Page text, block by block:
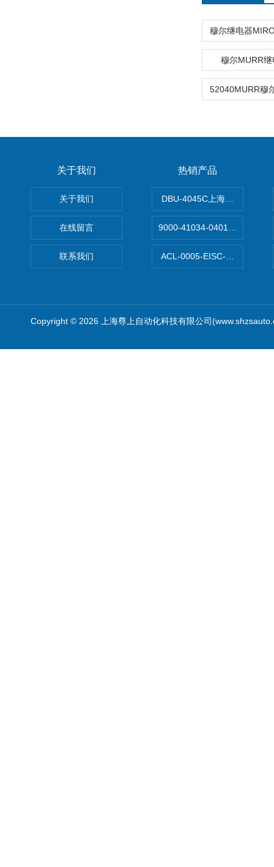
穆尔MURR
关于我们
关于我们
在线留言
联系我们
热销产品
DBU-4045C上海鹰峰制动单
9000-41034-0401000穆尔
ACL-0005-EISC-E2M8C上海
Copyright © 2026 上海尊上自动化科技有限公司